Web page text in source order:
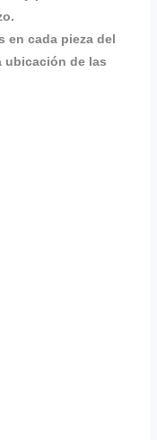
en cada pieza del
ubicación de las